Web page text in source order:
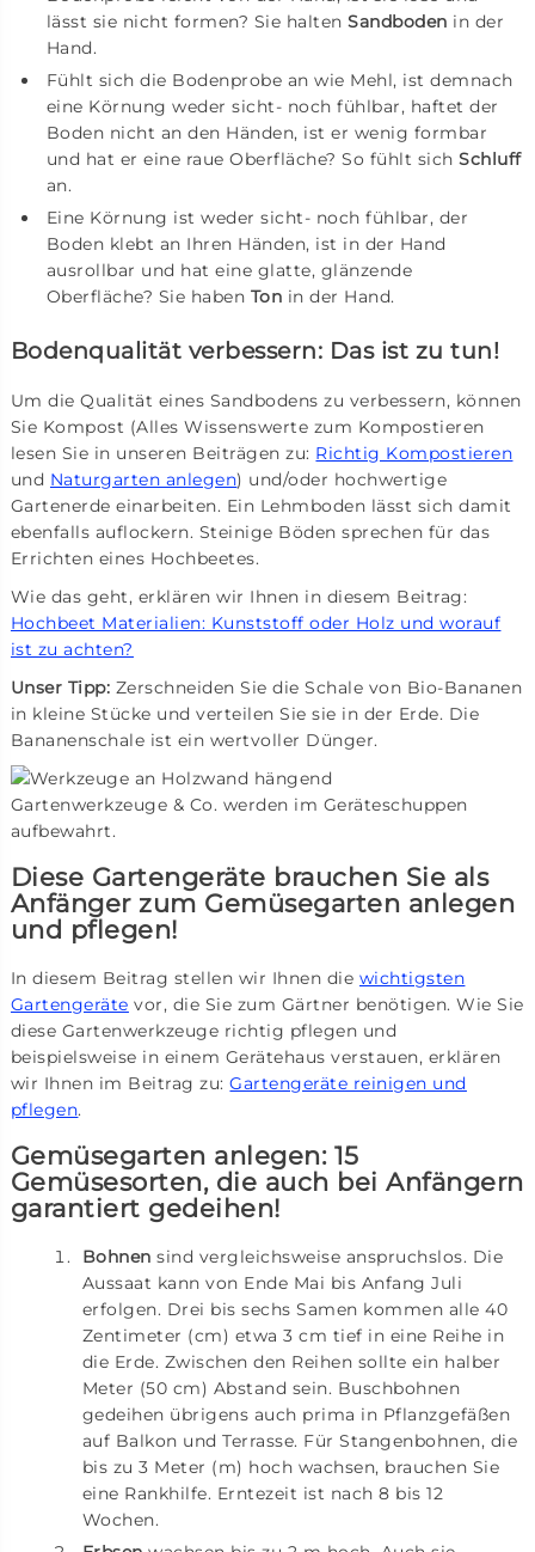
lässt sie nicht formen? Sie haltenSandboden in der
Hand.
Fühlt sich die Bodenprobe an wie Mehl, ist demnach
eine Körnung weder sicht- noch fühlbar, haftet der
Boden nicht an den Händen, ist er wenig formbar
und hat er eine raue Oberfläche? So fühlt sichSchluff
an.
Eine Körnung ist weder sicht- noch fühlbar, der
Boden klebt an Ihren Händen, ist in der Hand
ausrollbar und hat eine glatte, glänzende
Oberfläche? Sie haben Ton in der Hand.
Bodenqualität verbessern: Das ist zu tun!
Um die Qualität eines Sandbodens zu verbessern, können
Sie Kompost (Alles Wissenswerte zum Kompostieren
lesen Sie in unseren Beiträgen zu: Richtig Kompostieren
und Naturgarten anlegen) und/oder hochwertige
Gartenerde einarbeiten. Ein Lehmboden lässt sich damit
ebenfalls auflockern. Steinige Böden sprechen für das
Errichten eines Hochbeetes.
Wie das geht, erklären wir Ihnen in diesem Beitrag:
Hochbeet Materialien: Kunststoff oder Holz und worauf
ist zu achten?
Unser Tipp: Zerschneiden Sie die Schale von Bio-Bananen
in kleine Stücke und verteilen Sie sie in der Erde. Die
Bananenschale ist ein wertvoller Dünger.
Gartenwerkzeuge & Co. werden im Geräteschuppen
aufbewahrt.
Diese Gartengeräte brauchen Sie als
Anfänger zum Gemüsegarten anlegen
und pflegen!
In diesem Beitrag stellen wir Ihnen die wichtigsten
Gartengeräte vor, die Sie zum Gärtner benötigen. Wie Sie
diese Gartenwerkzeuge richtig pflegen und
beispielsweise in einem Gerätehaus verstauen, erklären
wir Ihnen im Beitrag zu:Gartengeräte reinigen und
pflegen.
Gemüsegarten anlegen: 15
Gemüsesorten, die auch bei Anfängern
garantiert gedeihen!
Bohnen sind vergleichsweise anspruchslos. Die
Aussaat kann von Ende Mai bis Anfang Juli
erfolgen. Drei bis sechs Samen kommen alle 40
Zentimeter (cm) etwa 3 cm tief in eine Reihe in
die Erde. Zwischen den Reihen sollte ein halber
Meter (50 cm) Abstand sein. Buschbohnen
gedeihen übrigens auch prima in Pflanzgefäßen
auf Balkon und Terrasse. Für Stangenbohnen, die
bis zu 3 Meter (m) hoch wachsen, brauchen Sie
eine Rankhilfe. Erntezeit ist nach 8 bis 12
Wochen.